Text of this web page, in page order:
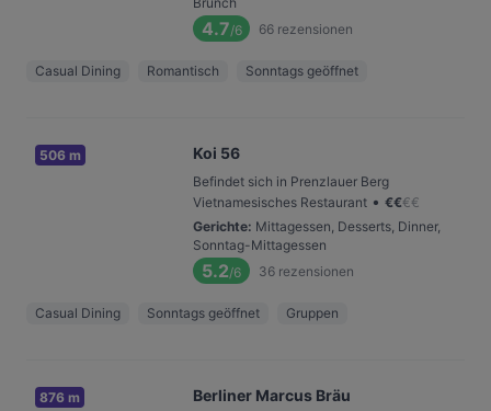
4.7/6 66 rezensionen
Casual Dining Romantisch Sonntags geöffnet
506 m Koi 56
Befindet sich in Prenzlauer Berg
Vietnamesisches Restaurant • €€€€
Gerichte: Mittagessen, Desserts, Dinner,
Sonntag-Mittagessen
5.2/6 36 rezensionen
Casual Dining Sonntags geöffnet Gruppen
876 m Berliner Marcus Bräu